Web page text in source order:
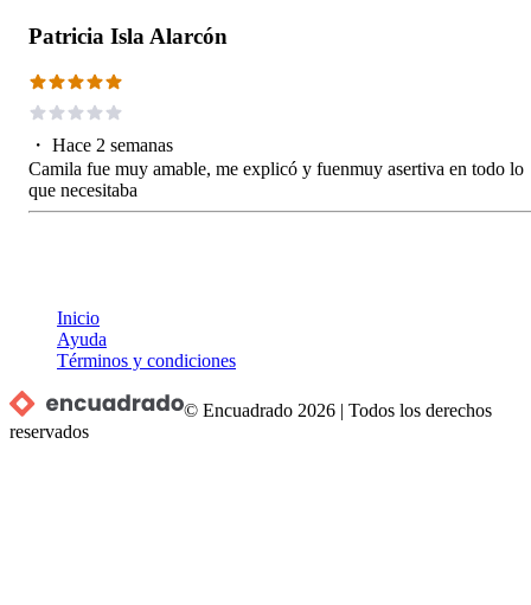
Patricia Isla Alarcón
・ Hace 2 semanas
Camila fue muy amable, me explicó y fuenmuy asertiva en todo lo
que necesitaba
Inicio
Ayuda
Términos y condiciones
© Encuadrado 2026 |Todos los derechos
reservados